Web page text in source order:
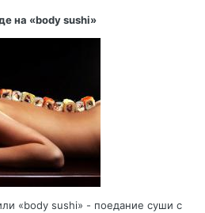
на «body sushi»
«body sushi» - поедание суши с